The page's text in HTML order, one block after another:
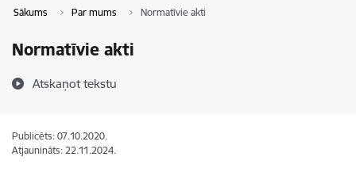
Sākums Par mums Normatīvie akti
Normatīvie akti
Atskaņot tekstu
Publicēts: 07.10.2020.
Atjaunināts: 22.11.2024.